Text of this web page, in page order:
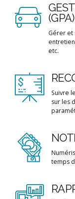
(GPA)
Gérer et
etc.
Suivre
sur les
temps